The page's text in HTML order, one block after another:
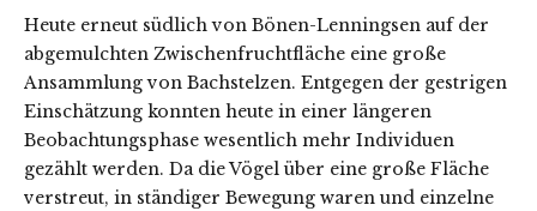
Heute erneut südlich von Bönen-Lenningsen auf der
abgemulchten Zwischenfruchtfläche eine große
Ansammlung von Bachstelzen. Entgegen der gestrigen
Einschätzung konnten heute in einer längeren
Beobachtungsphase wesentlich mehr Individuen
gezählt werden. Da die Vögel über eine große Fläche
verstreut, in ständiger Bewegung waren und einzelne